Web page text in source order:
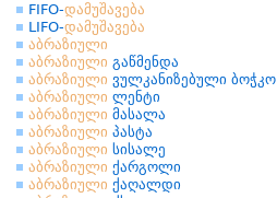
FIFO-დამუშავება
LIFO-დამუშავება
აბრაზიული
აბრაზიული გაწმენდა
აბრაზიული ვულკანიზებული ბოჭკო
აბრაზიული ლენტი
აბრაზიული მასალა
აბრაზიული პასტა
აბრაზიული სისალე
აბრაზიული ქარგოლი
აბრაზიული ქაღალდი